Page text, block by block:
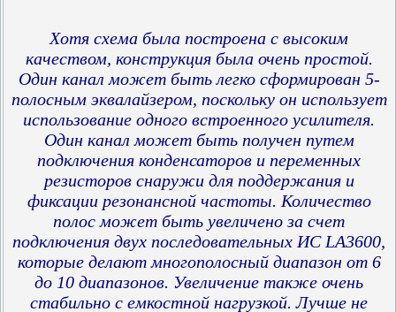
Хотя схема была построена с высоким
качеством, конструкция была очень простой.
Один канал может быть легко сформирован 5-
полосным эквалайзером, поскольку он использует
использование одного встроенного усилителя.
Один канал может быть получен путем
подключения конденсаторов и переменных
резисторов снаружи для поддержания и
фиксации резонансной частоты. Количество
полос может быть увеличено за счет
подключения двух последовательных ИС LA3600,
которые делают многополосный диапазон от 6
до 10 диапазонов. Увеличение также очень
стабильно с емкостной нагрузкой. Лучше не